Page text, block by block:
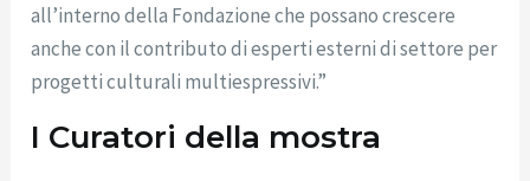
all’interno della Fondazione che possano crescere
anche con il contributo di esperti esterni di settore per
progetti culturali multiespressivi.”
I Curatori della mostra